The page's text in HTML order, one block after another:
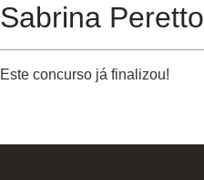
Sabrina Peretto
Este concurso já finalizou!